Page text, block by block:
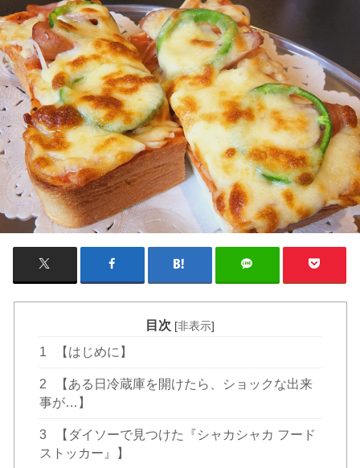
目次 [非表示]
1 【はじめに】
2
【ある日冷蔵庫を開けたら、ショックな出来
事が…】
3
【ダイソーで見つけた『シャカシャカ フード
ストッカー』】